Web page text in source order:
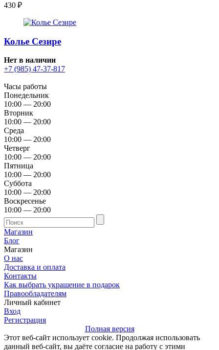
430 ₽
Колье Сезире
Нет в наличии
+7 (985) 47-37-817
Часы работы
Понедельник
10:00 — 20:00
Вторник
10:00 — 20:00
Среда
10:00 — 20:00
Четверг
10:00 — 20:00
Пятница
10:00 — 20:00
Суббота
10:00 — 20:00
Воскресенье
10:00 — 20:00
Магазин
Блог
Магазин
О нас
Доставка и оплата
Контакты
Как выбрать украшение в подарок
Правообладателям
Личный кабинет
Вход
Регистрация
Полная версия
Этот веб-сайт использует cookie. Продолжая использовать
данный веб-сайт, вы даёте согласие на работу с этими